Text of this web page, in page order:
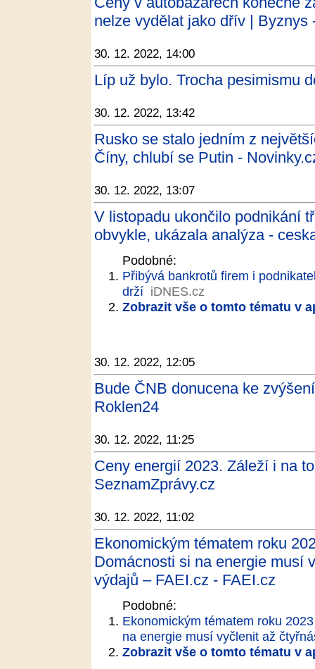
nelze vydělat jako dřív | Byznys
30. 12. 2022, 14:00
Líp už bylo. Trocha pesimismu
30. 12. 2022, 13:42
Rusko se stalo jedním z
Číny, chlubí se Putin -
30. 12. 2022, 13:07
V listopadu ukončilo podnikání
obvykle, ukázala analýza -
Podobné:
Přibývá bankrotů firem i
drží iDNES.cz
Zobrazit vše o tomto tématu v
30. 12. 2022, 12:05
Bude ČNB donucena ke
Roklen24
30. 12. 2022, 11:25
Ceny energií 2023. Záleží i na
SeznamZprávy.cz
30. 12. 2022, 11:02
Ekonomickým tématem roku
Domácnosti si na energie musí
výdajů – FAEI.cz - FAEI.cz
Podobné:
Ekonomickým tématem roku
na energie musí vyčlenit až
Zobrazit vše o tomto tématu v